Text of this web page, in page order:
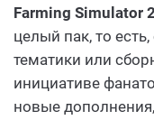
Farming Simulator
целый пак, то
тематики или
инициативе
новые